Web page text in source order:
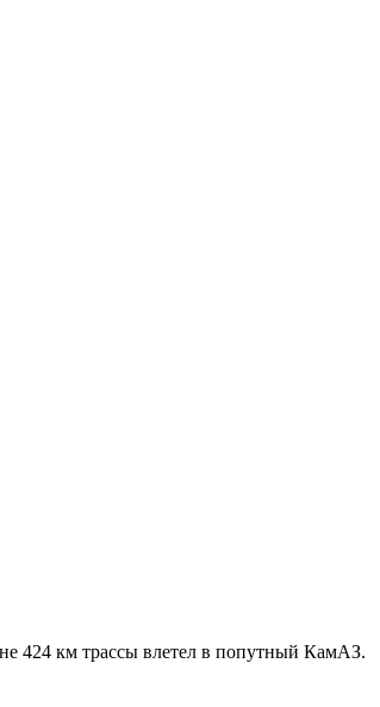
424 км трассы влетел в попутный КамАЗ.